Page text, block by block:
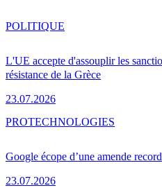
L'UE accepte d'assouplir les
résistance de la Grèce
23.07.2026
POLITIQUE
Google écope d’une amende
23.07.2026
PROTECHNOLOGIES